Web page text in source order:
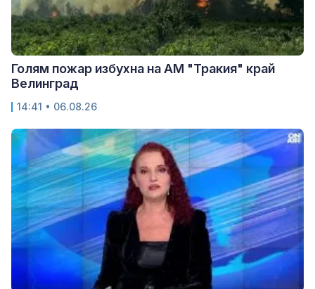
Голям пожар избухна на АМ "Тракия" край
Велинград
14:41 • 06.08.26